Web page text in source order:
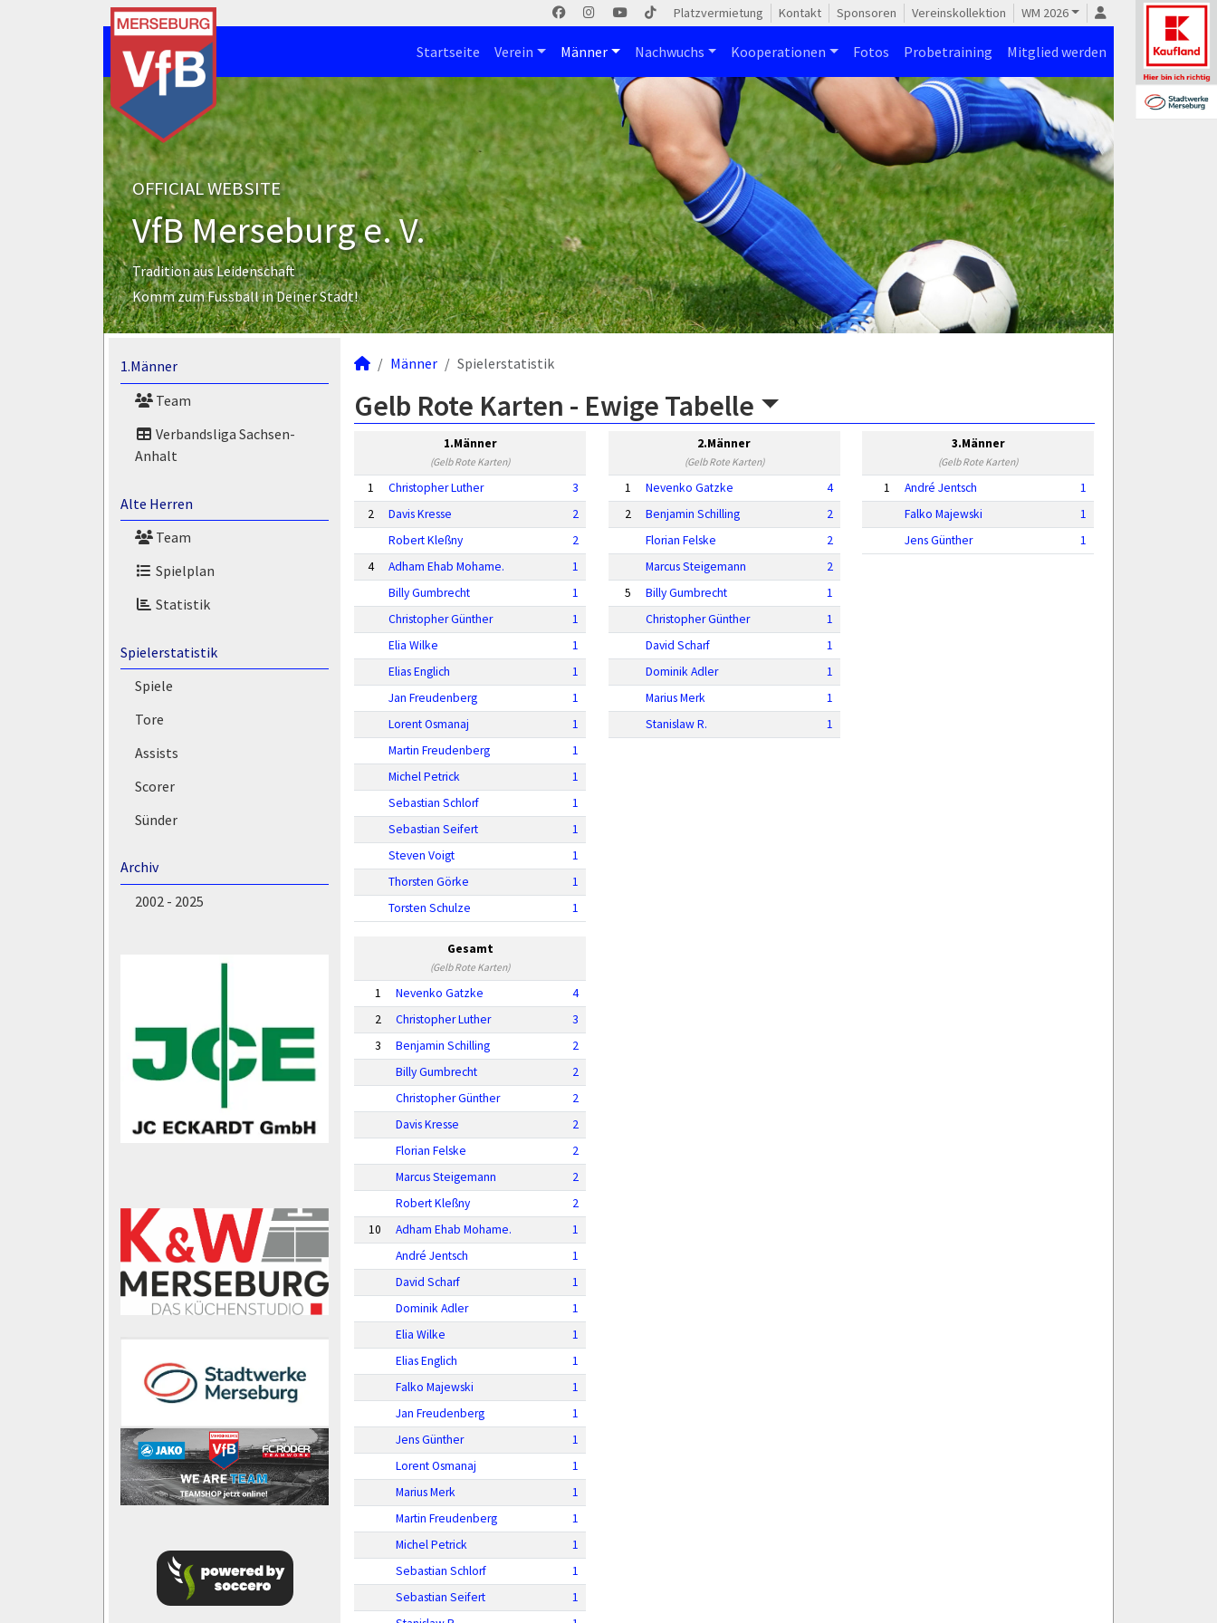
Platzvermietung Kontakt Sponsoren Vereinskollektion WM 2026
Startseite Verein Männer Nachwuchs Kooperationen Fotos Probetraining Mitglied werden
OFFICIAL WEBSITE
VfB Merseburg e. V.
Tradition aus Leidenschaft
Komm zum Fussball in Deiner Stadt!
1.Männer
Team
Verbandsliga Sachsen-
Anhalt
Alte Herren
Team
Spielplan
Statistik
Spielerstatistik
Spiele
Tore
Assists
Scorer
Sünder
Archiv
2002 - 2025
Männer Spielerstatistik
Gelb Rote Karten - Ewige Tabelle
1.Männer
(Gelb Rote Karten)
1 Christopher Luther
3
2
Davis Kresse
2
Robert Kleßny
2
4
Adham Ehab Mohame.
1
Billy Gumbrecht
1
Christopher Günther
1
Elia Wilke
1
Elias Englich
1
Jan Freudenberg
1
Lorent Osmanaj
1
Martin Freudenberg
1
Michel Petrick
1
Sebastian Schlorf
1
Sebastian Seifert
1
Steven Voigt
1
Thorsten Görke
1
Torsten Schulze
1
2.Männer
(Gelb Rote Karten)
1 Nevenko Gatzke
4
2
Benjamin Schilling
2
Florian Felske
2
Marcus Steigemann
2
5
Billy Gumbrecht
1
Christopher Günther
1
David Scharf
1
Dominik Adler
1
Marius Merk
1
Stanislaw R.
1
3.Männer
(Gelb Rote Karten)
1 André Jentsch
1
Falko Majewski
1
Jens Günther
1
Gesamt
(Gelb Rote Karten)
1 Nevenko Gatzke
4
2
Christopher Luther
3
3
Benjamin Schilling
2
Billy Gumbrecht
2
Christopher Günther
2
Davis Kresse
2
Florian Felske
2
Marcus Steigemann
2
Robert Kleßny
2
10
Adham Ehab Mohame.
1
André Jentsch
1
David Scharf
1
Dominik Adler
1
Elia Wilke
1
Elias Englich
1
Falko Majewski
1
Jan Freudenberg
1
Jens Günther
1
Lorent Osmanaj
1
Marius Merk
1
Martin Freudenberg
1
Michel Petrick
1
Sebastian Schlorf
1
Sebastian Seifert
1